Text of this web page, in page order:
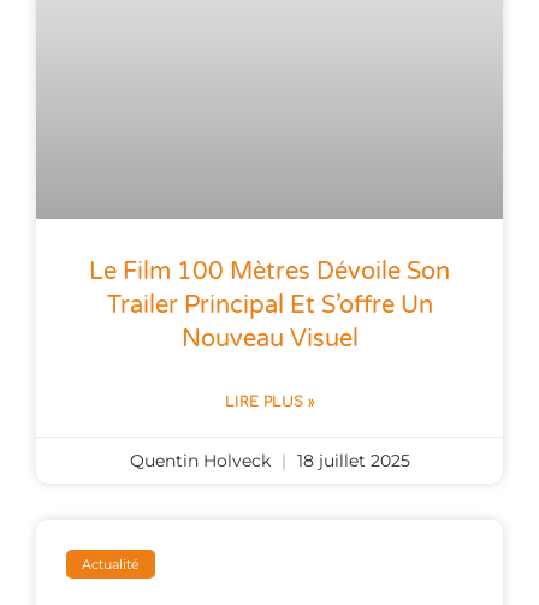
Le Film 100 Mètres Dévoile Son
Trailer Principal Et S’offre Un
Nouveau Visuel
LIRE PLUS »
Quentin Holveck 18 juillet 2025
Actualité